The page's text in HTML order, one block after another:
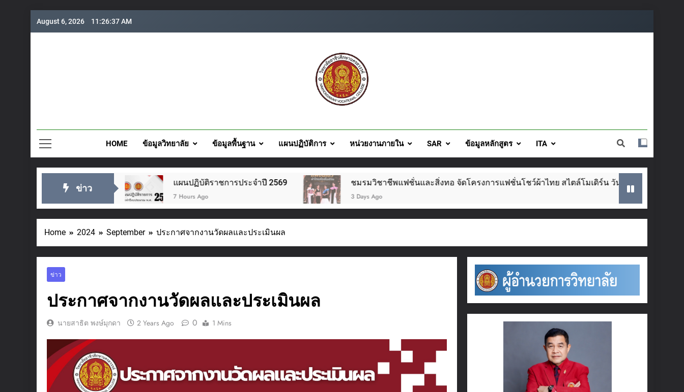
August 6, 2026 11:26:38 AM
HOME ข้อมูลวิทยาลัย ข้อมูลพื้นฐาน แผนปฏิบัติการ หน่วยงานภายใน SAR ข้อมูลหลักสูตร ITA
ข่าว แผนปฏิบัติราชการประจำปี 2569
7 Hours Ago
ชมรมวิชาชีพแฟชั่นและสิ่งทอ จัดโครงการแฟชั่นโชว์ผ้าไทย สไตล์โมเดิร์น วันที่ ๕ ส.ค. นี้
3 Days Ago
Home 2024 September ประกาศจากงานวัดผลและประเมินผล
ข่าว
ประกาศจากงานวัดผลและประเมินผล
นายสาธิต พงษ์มุกดา 2 Years Ago 0 1 Mins